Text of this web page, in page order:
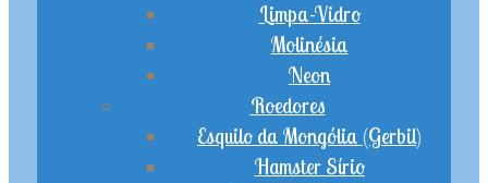
Limpa-Vidro
Molinésia
Neon
Roedores
Esquilo da Mongólia (Gerbil)
Hamster Sírio